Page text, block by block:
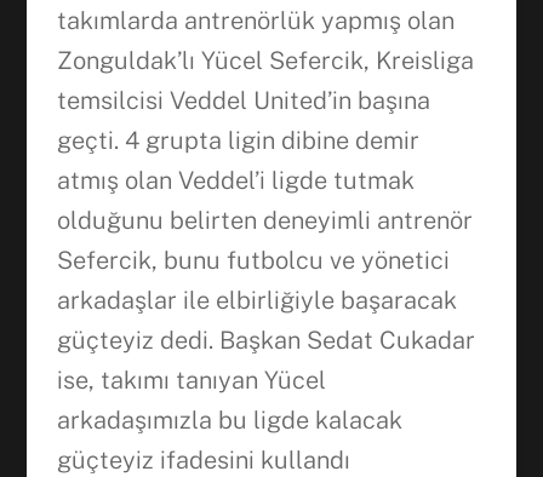
takımlarda antrenörlük yapmış olan
Zonguldak’lı Yücel Sefercik, Kreisliga
temsilcisi Veddel United’in başına
geçti. 4 grupta ligin dibine demir
atmış olan Veddel’i ligde tutmak
olduğunu belirten deneyimli antrenör
Sefercik, bunu futbolcu ve yönetici
arkadaşlar ile elbirliğiyle başaracak
güçteyiz dedi. Başkan Sedat Cukadar
ise, takımı tanıyan Yücel
arkadaşımızla bu ligde kalacak
güçteyiz ifadesini kullandı
Facebook